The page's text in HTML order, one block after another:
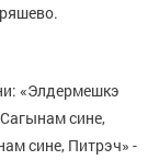
«Элдермешкэ
сине,
сине, Питрэч» -